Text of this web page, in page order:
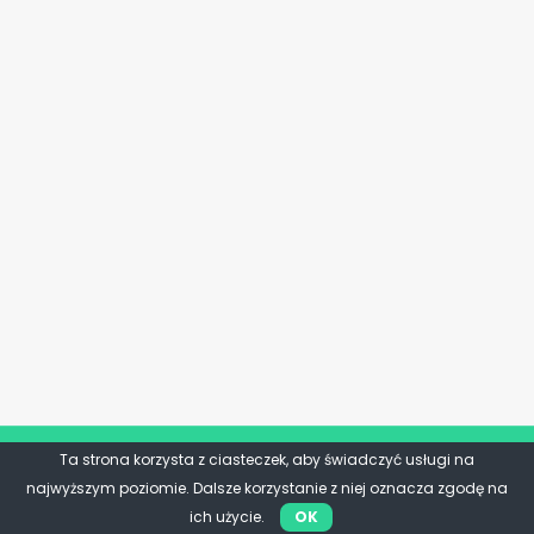
Ta strona korzysta z ciasteczek, aby świadczyć usługi na
najwyższym poziomie. Dalsze korzystanie z niej oznacza zgodę na
ich użycie.
OK